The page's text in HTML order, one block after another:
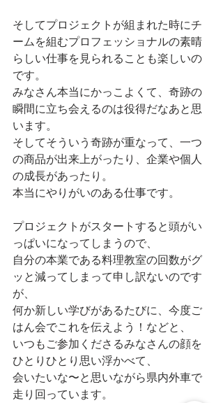
そしてプロジェクトが組まれた時にチ
ームを組むプロフェッショナルの素晴
らしい仕事を見られることも楽しいの
です。
みなさん本当にかっこよくて、奇跡の
瞬間に立ち会えるのは役得だなあと思
います。
そしてそういう奇跡が重なって、一つ
の商品が出来上がったり、企業や個人
の成長があったり。
本当にやりがいのある仕事です。
プロジェクトがスタートすると頭がい
っぱいになってしまうので、
自分の本業である料理教室の回数がグ
ッと減ってしまって申し訳ないのです
が、
何か新しい学びがあるたびに、今度ご
はん会でこれを伝えよう！などと、
いつもご参加くださるみなさんの顔を
ひとりひとり思い浮かべて、
会いたいな〜と思いながら県内外車で
走り回っています。